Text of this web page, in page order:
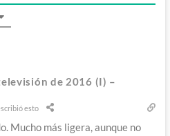
de 2016 (I) –
esto
Mucho más ligera, aunque no